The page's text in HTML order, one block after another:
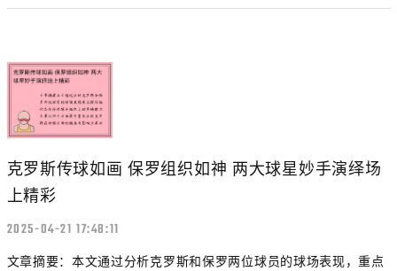
克罗斯传球如画 保罗组织如神 两大球星妙手演绎场
上精彩
2025-04-21 17:48:11
文章摘要：本文通过分析克罗斯和保罗两位球员的球场表现，重点